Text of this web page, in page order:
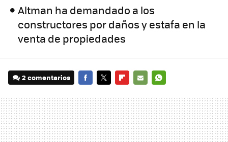
Altman ha demandado a los
constructores por daños y estafa en la
venta de propiedades
2 comentarios
MAIL